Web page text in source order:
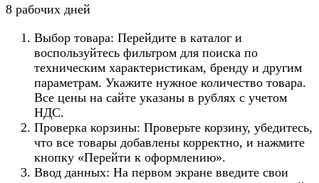
8 рабочих дней
Выбор товара: Перейдите в каталог и
воспользуйтесь фильтром для поиска по
техническим характеристикам, бренду и другим
параметрам. Укажите нужное количество товара.
Все цены на сайте указаны в рублях с учетом
НДС.
Проверка корзины: Проверьте корзину, убедитесь,
что все товары добавлены корректно, и нажмите
кнопку «Перейти к оформлению».
Ввод данных: На первом экране введите свои